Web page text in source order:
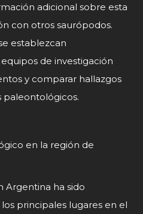
adicional sobre esta
con otros saurópodos.
establezcan
de investigación
y comparar hallazgos
paleontológicos.
en la región de
Argentina ha sido
principales lugares en el